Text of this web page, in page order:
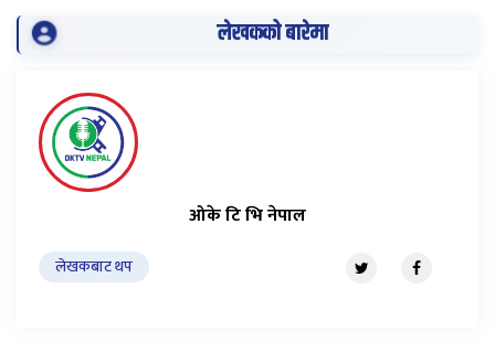
लेखकको बारेमा
ओके टि भि नेपाल
लेखकबाट थप